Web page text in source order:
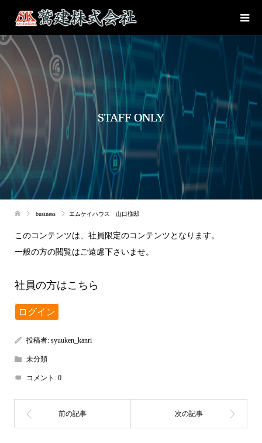
STAFF ONLY
business エムケイハウス 山口様邸
このコンテンツは、社員限定のコンテンツとなります。
一般の方の閲覧はご遠慮下さいませ。
社員の方はこちら
ログイン
投稿者: syuuken_kanri
未分類
コメント: 0